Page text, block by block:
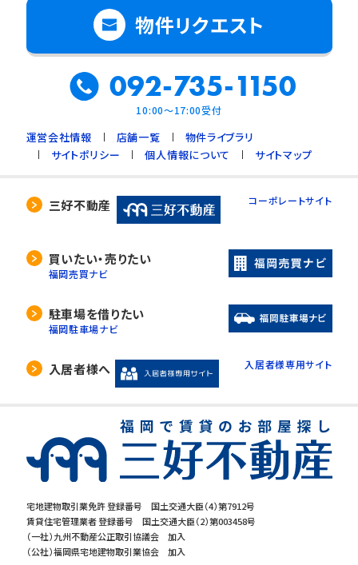
宅地建物取引業免許 登録番号 国土交通大臣（4）第7912号
賃貸住宅管理業者 登録番号 国土交通大臣（2）第003458号
（一社）九州不動産公正取引協議会 加入
（公社）福岡県宅地建物取引業協会 加入
物件リクエスト
092-735-1150
10:00～17:00受付
運営会社情報 店舗一覧
物件ライブラリ
サイトポリシー
個人情報について サイトマップ
三好不動産 コーポレートサイト
買いたい・売りたい
福岡売買ナビ
駐車場を借りたい
福岡駐車場ナビ
入居者様へ 入居者様専用サイト